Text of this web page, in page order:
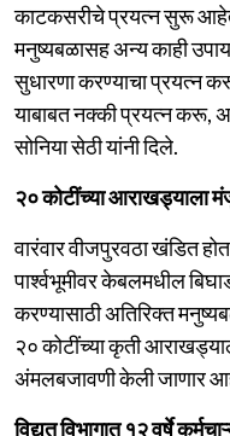
काटकसरीचे प्रयत्न सुरू आहेत.
मनुष्यबळासह अन्य काही
सुधारणा करण्याचा प्रयत्न
याबाबत नक्की प्रयत्न करू,
सोनिया सेठी यांनी दिले.
२० कोटींच्या आराखड्याला
वारंवार वीजपुरवठा खंडित
पार्श्वभूमीवर केबलमधील
करण्यासाठी अतिरिक्त
२० कोटींच्या कृती
अंमलबजावणी केली जाणार
विद्युत विभागात १२ वर्षे